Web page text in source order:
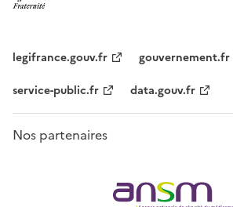
legifrance.gouv.fr
gouvernement.fr
service-public.fr
data.gouv.fr
Nos partenaires